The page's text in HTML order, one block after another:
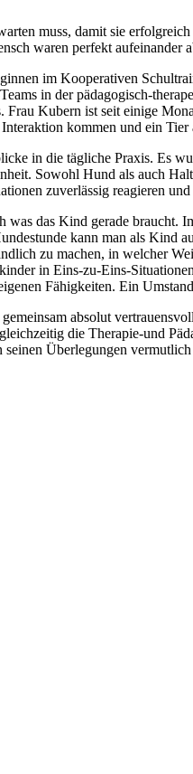
muss, damit sie
waren perfekt aufeinander
im Kooperativen
in der pädagogisch-
Kubern ist seit einige
kommen und ein Tier
in die tägliche Praxis. Es
Sowohl Hund als auch
zuverlässig reagieren
das Kind gerade braucht.
kann man als Kind
zu machen, in welcher
in Eins-zu-Eins-
Fähigkeiten. Ein
absolut
die Therapie-und
Überlegungen